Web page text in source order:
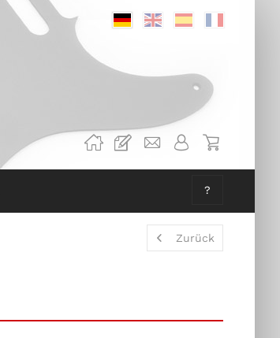
DeutschEnglischSpanisch
?
Zurück